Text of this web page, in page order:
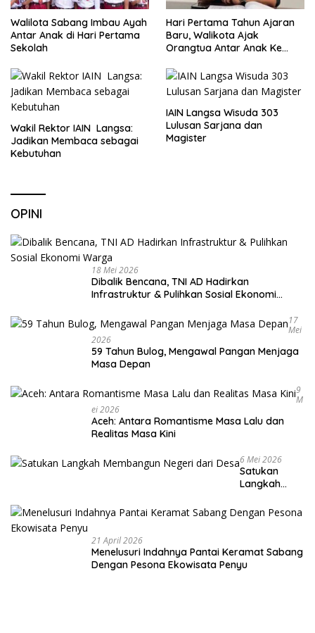
Walilota Sabang Imbau Ayah
Antar Anak di Hari Pertama
Sekolah
Hari Pertama Tahun Ajaran
Baru, Walikota Ajak
Orangtua Antar Anak Ke
Wakil Rektor IAIN Langsa:
Jadikan Membaca sebagai
Kebutuhan
IAIN Langsa Wisuda 303
Lulusan Sarjana dan
Magister
OPINI
18 Mei 2026
Dibalik Bencana, TNI AD Hadirkan
Infrastruktur & Pulihkan Sosial Ekonomi
17
Mei
2026
59 Tahun Bulog, Mengawal Pangan Menjaga
Masa Depan
9
M
Ei 2026
Aceh: Antara Romantisme Masa Lalu dan
Realitas Masa Kini
6 Mei 2026
Satukan
Langkah
Negeri dari
Desa
21 April 2026
Menelusuri Indahnya Pantai Keramat Sabang
Dengan Pesona Ekowisata Penyu